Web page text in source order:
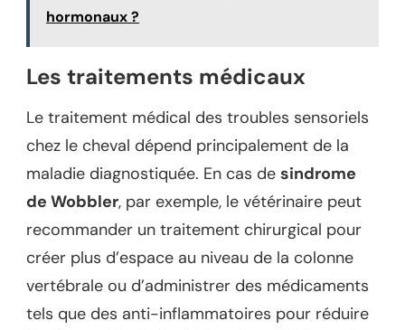
hormonaux ?
Les traitements médicaux
Le traitement médical des troubles sensoriels
chez le cheval dépend principalement de la
maladie diagnostiquée. En cas de sindrome
de Wobbler, par exemple, le vétérinaire peut
recommander un traitement chirurgical pour
créer plus d’espace au niveau de la colonne
vertébrale ou d’administrer des médicaments
tels que des anti-inflammatoires pour réduire